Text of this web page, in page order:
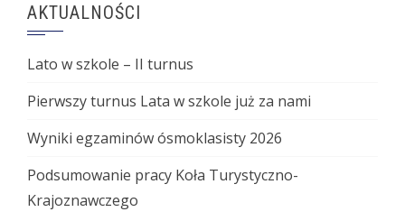
AKTUALNOŚCI
Lato w szkole – II turnus
Pierwszy turnus Lata w szkole już za nami
Wyniki egzaminów ósmoklasisty 2026
Podsumowanie pracy Koła Turystyczno-
Krajoznawczego